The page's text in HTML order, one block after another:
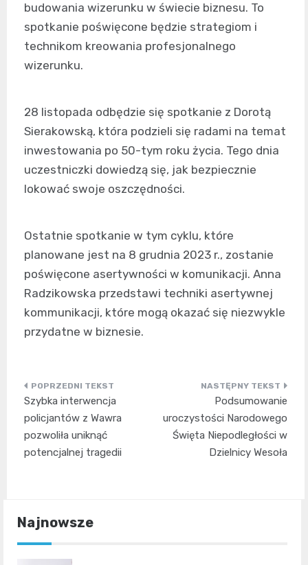
budowania wizerunku w świecie biznesu. To
spotkanie poświęcone będzie strategiom i
technikom kreowania profesjonalnego
wizerunku.
28 listopada odbędzie się spotkanie z Dorotą
Sierakowską, która podzieli się radami na temat
inwestowania po 50-tym roku życia. Tego dnia
uczestniczki dowiedzą się, jak bezpiecznie
lokować swoje oszczędności.
Ostatnie spotkanie w tym cyklu, które
planowane jest na 8 grudnia 2023 r., zostanie
poświęcone asertywności w komunikacji. Anna
Radzikowska przedstawi techniki asertywnej
kommunikacji, które mogą okazać się niezwykle
przydatne w biznesie.
Nawigacja
wpisu
Szybka interwencja
policjantów z Wawra
pozwoliła uniknąć
potencjalnej tragedii
Podsumowanie
uroczystości Narodowego
Święta Niepodległości w
Dzielnicy Wesoła
Najnowsze